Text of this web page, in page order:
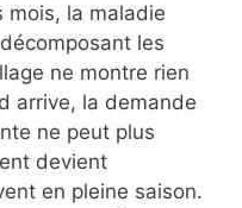
mois, la maladie
les
ne montre rien
arrive, la demande
ne peut plus
devient
en pleine saison.